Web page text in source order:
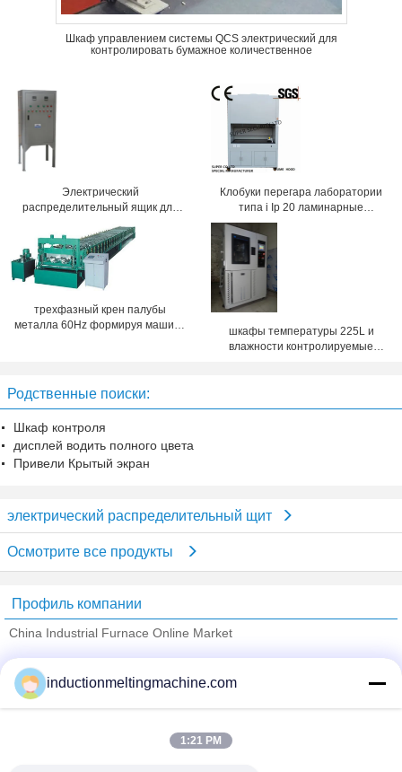
Шкаф управлением системы QCS электрический для
контролировать бумажное количественное
Электрический
распределительный ящик для
порошка/будочки брызга
Клобуки перегара лаборатории
типа i Ip 20 ламинарные
химические с стеклом
стеклянного окна 5mm
электрическим контролируемым
трехфазный крен палубы
металла 60Hz формируя машину
шкафы температуры 225L и
влажности контролируемые
Родственные поиски:
Шкаф контроля
дисплей водить полного цвета
Привели Крытый экран
электрический распределительный щит
Осмотрите все продукты
Профиль компании
China Industrial Furnace Online Market
Trust Seal
Verified Suplier
inductionmeltingmachine.com
1:21 PM